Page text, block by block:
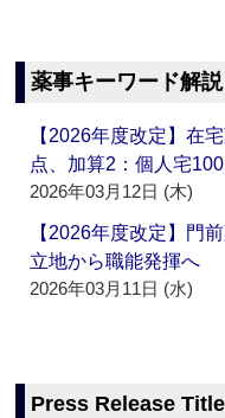
薬事キーワード解説
【2026年度改定】在
点、加算2：個人宅
2026年03月12日 (木)
【2026年度改定】門
立地から職能発揮へ
2026年03月11日 (水)
Press Release